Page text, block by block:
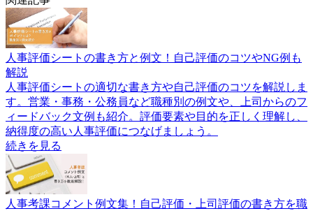
人事評価シートの書き方と例文！自己評価のコツやNG例も
解説
人事評価シートの適切な書き方や自己評価のコツを解説しま
す。営業・事務・公務員など職種別の例文や、上司からのフ
ィードバック文例も紹介。評価要素や目的を正しく理解し、
納得度の高い人事評価につなげましょう。
続きを見る
人事考課コメント例文集！自己評価・上司評価の書き方を職